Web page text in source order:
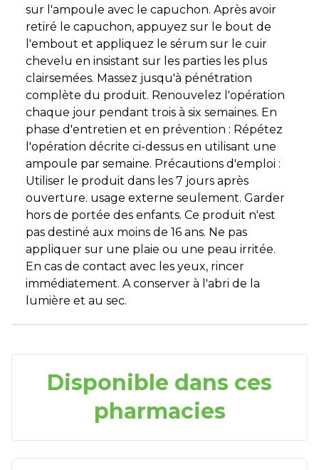
sur l'ampoule avec le capuchon. Après avoir
retiré le capuchon, appuyez sur le bout de
l'embout et appliquez le sérum sur le cuir
chevelu en insistant sur les parties les plus
clairsemées. Massez jusqu'à pénétration
complète du produit. Renouvelez l'opération
chaque jour pendant trois à six semaines. En
phase d'entretien et en prévention : Répétez
l'opération décrite ci-dessus en utilisant une
ampoule par semaine. Précautions d'emploi :
Utiliser le produit dans les 7 jours après
ouverture. usage externe seulement. Garder
hors de portée des enfants. Ce produit n'est
pas destiné aux moins de 16 ans. Ne pas
appliquer sur une plaie ou une peau irritée.
En cas de contact avec les yeux, rincer
immédiatement. A conserver à l'abri de la
lumière et au sec.
Disponible dans ces
pharmacies